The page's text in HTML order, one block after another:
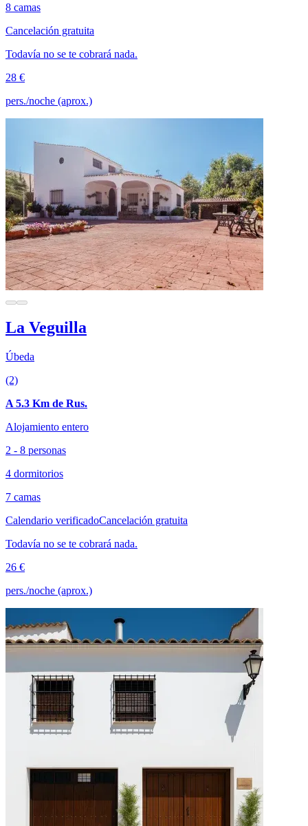
8 camas
Cancelación gratuita
Todavía no se te cobrará nada.
28 €
pers./noche (aprox.)
La Veguilla
Úbeda
(2)
A 5.3 Km de Rus.
Alojamiento entero
2 - 8 personas
4 dormitorios
7 camas
Calendario verificadoCancelación gratuita
Todavía no se te cobrará nada.
26 €
pers./noche (aprox.)